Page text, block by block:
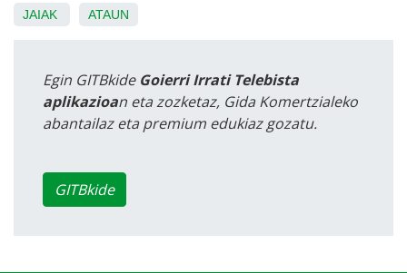
JAIAK ATAUN
Egin GITBkide Goierri Irrati Telebista
aplikazioan eta zozketaz, Gida Komertzialeko
abantailaz eta premium edukiaz gozatu.
GITBkide